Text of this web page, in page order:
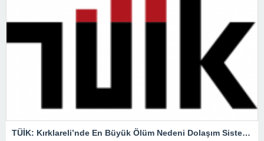
TÜİK: Kırklareli’nde En Büyük Ölüm Nedeni Dolaşım Sistemi Hastalıkları